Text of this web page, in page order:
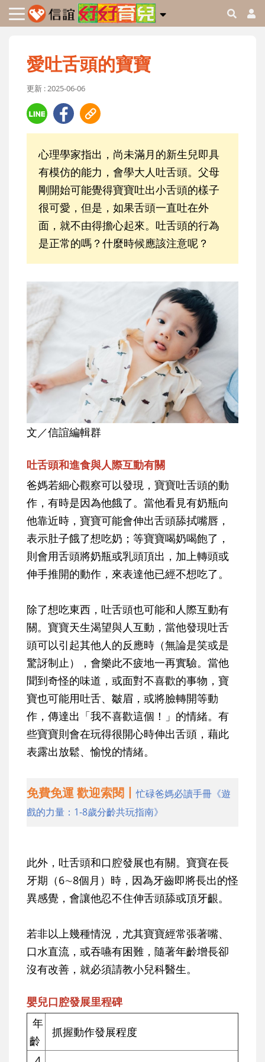
愛吐舌頭的寶寶
更新 : 2025-06-06
心理學家指出，尚未滿月的新生兒即具
有模仿的能力，會學大人吐舌頭。父母
剛開始可能覺得寶寶吐出小舌頭的樣子
很可愛，但是，如果舌頭一直吐在外
面，就不由得擔心起來。吐舌頭的行為
是正常的嗎？什麼時候應該注意呢？
文／信誼編輯群
吐舌頭和進食與人際互動有關
爸媽若細心觀察可以發現，寶寶吐舌頭的動
作，有時是因為他餓了。當他看見有奶瓶向
他靠近時，寶寶可能會伸出舌頭舔拭嘴唇，
表示肚子餓了想吃奶；等寶寶喝奶喝飽了，
則會用舌頭將奶瓶或乳頭頂出，加上轉頭或
伸手推開的動作，來表達他已經不想吃了。
除了想吃東西，吐舌頭也可能和人際互動有
關。寶寶天生渴望與人互動，當他發現吐舌
頭可以引起其他人的反應時（無論是笑或是
驚訝制止），會樂此不疲地一再實驗。當他
聞到奇怪的味道，或面對不喜歡的事物，寶
寶也可能用吐舌、皺眉，或將臉轉開等動
作，傳達出「我不喜歡這個！」的情緒。有
些寶寶則會在玩得很開心時伸出舌頭，藉此
表露出放鬆、愉悅的情緒。
免費免運 歡迎索閱丨忙碌爸媽必讀手冊《遊
戲的力量：1-8歲分齡共玩指南》
此外，吐舌頭和口腔發展也有關。寶寶在長
牙期（6∼8個月）時，因為牙齒即將長出的怪
異感覺，會讓他忍不住伸舌頭舔或頂牙齦。
若非以上幾種情況，尤其寶寶經常張著嘴、
口水直流，或吞嚥有困難，隨著年齡增長卻
沒有改善，就必須請教小兒科醫生。
嬰兒口腔發展里程碑
年
齡
抓握動作發展程度